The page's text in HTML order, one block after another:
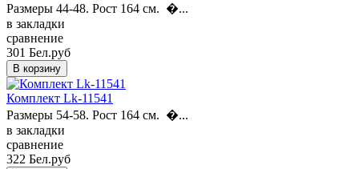
Размеры 44-48. Рост 164 см. �...
в закладки
сравнение
301 Бел.руб
Комплект Lk-11541
Размеры 54-58. Рост 164 см. �...
в закладки
сравнение
322 Бел.руб